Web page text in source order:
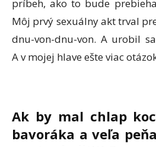
príbeh, ako to bude
Môj prvý sexuálny akt trval
dnu-von-dnu-von. A urobil
A v mojej hlave ešte viac
Ak by mal chlap
bavoráka a veľa pe